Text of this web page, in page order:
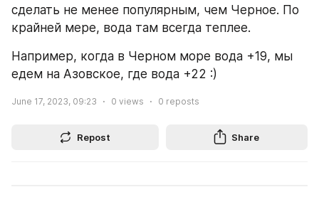
сделать не менее популярным, чем Черное. По
крайней мере, вода там всегда теплее.
Например, когда в Черном море вода +19, мы
едем на Азовское, где вода +22 :)
June 17, 2023, 09:23 0 views 0 reposts
Repost Share